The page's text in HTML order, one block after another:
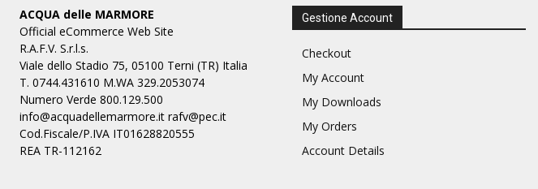
ACQUA delle MARMORE
Official eCommerce Web Site
R.A.F.V. S.r.l.s.
Viale dello Stadio 75, 05100 Terni (TR) Italia
T. 0744.431610 M.WA 329.2053074
Numero Verde 800.129.500
info@acquadellemarmore.it rafv@pec.it
Cod.Fiscale/P.IVA IT01628820555
REA TR-112162
Gestione Account
Checkout
My Account
My Downloads
My Orders
Account Details